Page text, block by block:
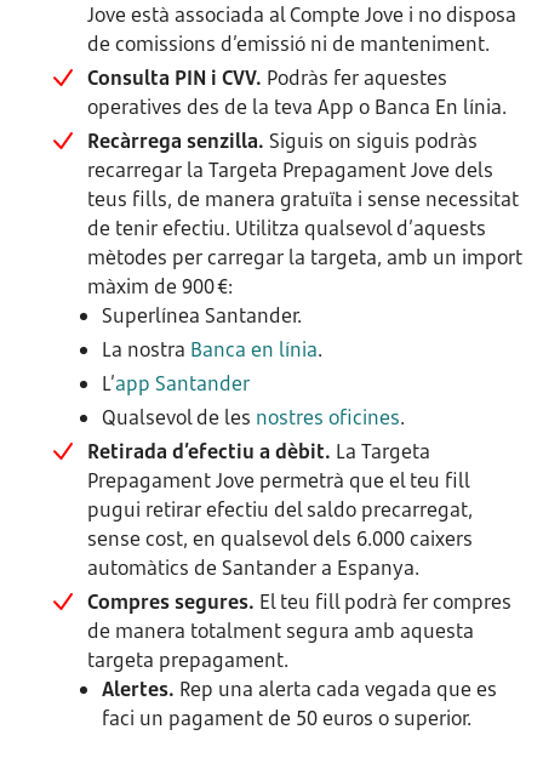
Jove està associada al Compte Jove i no disposa
de comissions d’emissió ni de manteniment.
Consulta PIN i CVV. Podràs fer aquestes
operatives des de la teva App o Banca En línia.
Recàrrega senzilla. Siguis on siguis podràs
recarregar la Targeta Prepagament Jove dels
teus fills, de manera gratuïta i sense necessitat
de tenir efectiu. Utilitza qualsevol d’aquests
mètodes per carregar la targeta, amb un import
màxim de 900 €:
Superlínea Santander.
La nostra Banca en línia.
L’app Santander
Qualsevol de les nostres oficines.
Retirada d’efectiu a dèbit. La Targeta
Prepagament Jove permetrà que el teu fill
pugui retirar efectiu del saldo precarregat,
sense cost, en qualsevol dels 6.000 caixers
automàtics de Santander a Espanya.
Compres segures. El teu fill podrà fer compres
de manera totalment segura amb aquesta
targeta prepagament.
Alertes. Rep una alerta cada vegada que es
faci un pagament de 50 euros o superior.